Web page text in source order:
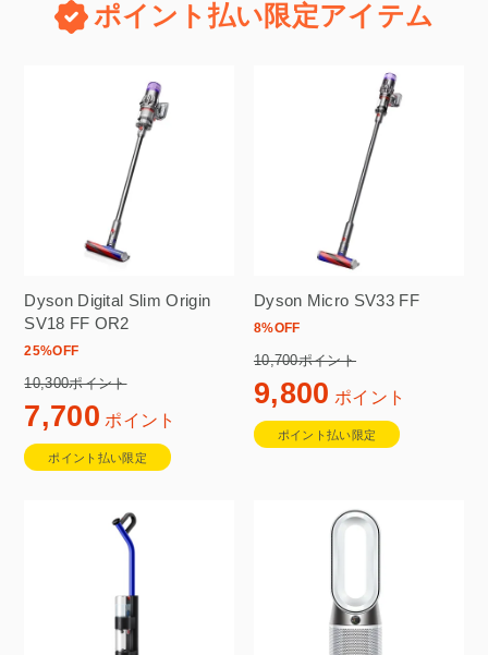
ポイント払い限定アイテム
Dyson Digital Slim Origin
SV18 FF OR2
25%OFF
10,300ポイント
7,700 ポイント
ポイント払い限定
Dyson Micro SV33 FF
8%OFF
10,700ポイント
9,800 ポイント
ポイント払い限定